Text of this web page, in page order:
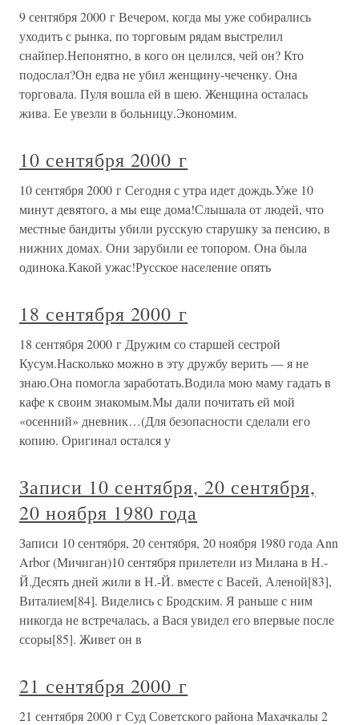
9 сентября 2000 г Вечером, когда мы уже собирались
уходить с рынка, по торговым рядам выстрелил
снайпер.Непонятно, в кого он целился, чей он? Кто
подослал?Он едва не убил женщину-чеченку. Она
торговала. Пуля вошла ей в шею. Женщина осталась
жива. Ее увезли в больницу.Экономим.
10 сентября 2000 г
10 сентября 2000 г Сегодня с утра идет дождь.Уже 10
минут девятого, а мы еще дома!Слышала от людей, что
местные бандиты убили русскую старушку за пенсию, в
нижних домах. Они зарубили ее топором. Она была
одинока.Какой ужас!Русское население опять
18 сентября 2000 г
18 сентября 2000 г Дружим со старшей сестрой
Кусум.Насколько можно в эту дружбу верить — я не
знаю.Она помогла заработать.Водила мою маму гадать в
кафе к своим знакомым.Мы дали почитать ей мой
«осенний» дневник…(Для безопасности сделали его
копию. Оригинал остался у
Записи 10 сентября, 20 сентября,
20 ноября 1980 года
Записи 10 сентября, 20 сентября, 20 ноября 1980 года Ann
Arbor (Мичиган)10 сентября прилетели из Милана в Н.-
Й.Десять дней жили в Н.-Й. вместе с Васей, Аленой[83],
Виталием[84]. Виделись с Бродским. Я раньше с ним
никогда не встречалась, а Вася увидел его впервые после
ссоры[85]. Живет он в
21 сентября 2000 г
21 сентября 2000 г Суд Советского района Махачкалы 2